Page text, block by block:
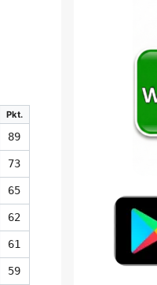
Pkt.
89
73
65
62
61
59